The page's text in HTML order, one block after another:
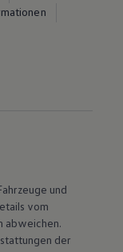
und
vom
abweichen.
der